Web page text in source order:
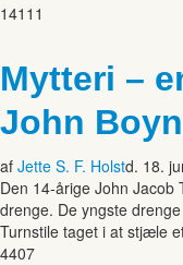
1411 1
Mytteri –
John
af Jette S. F. Holstd. 18.
Den 14-årige John
drenge. De yngste
Turnstile taget i at stjæle
4407